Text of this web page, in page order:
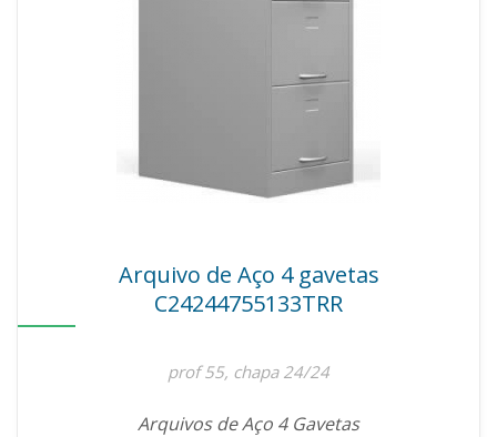
Arquivo de Aço 4 gavetas
C24244755133TRR
prof 55, chapa 24/24
Arquivos de Aço 4 Gavetas